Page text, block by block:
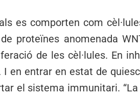
es comporten com
proteïnes anomenada
de les cèl·lules. En
en entrar en estat de
el sistema immunitari.